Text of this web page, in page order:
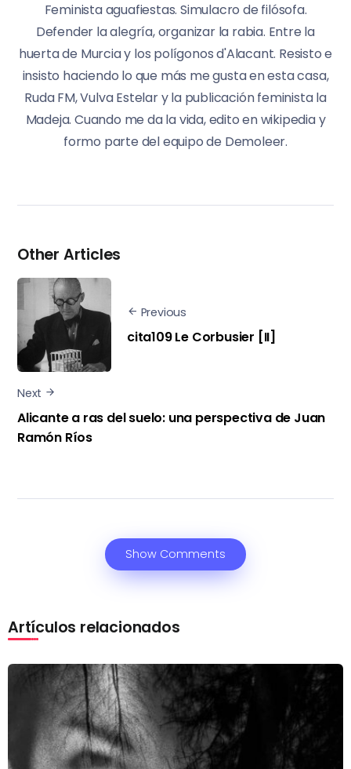
Feminista aguafiestas. Simulacro de filósofa.
Defender la alegría, organizar la rabia. Entre la
huerta de Murcia y los polígonos d'Alacant. Resisto e
insisto haciendo lo que más me gusta en esta casa,
Ruda FM, Vulva Estelar y la publicación feminista la
Madeja. Cuando me da la vida, edito en wikipedia y
formo parte del equipo de Demoleer.
Other Articles
Previous
cita109 Le Corbusier [II]
Next
Alicante a ras del suelo: una perspectiva de Juan
Ramón Ríos
Show Comments
Artículos relacionados